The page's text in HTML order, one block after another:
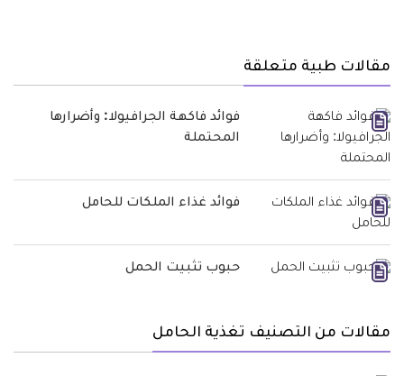
مقالات طبية متعلقة
فوائد فاكهة الجرافيولا: وأضرارها
المحتملة
فوائد غذاء الملكات للحامل
حبوب تثبيت الحمل
مقالات من التصنيف تغذية الحامل